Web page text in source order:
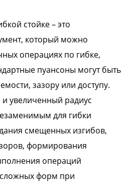
стойке – это
который можно
операциях по гибке,
пуансоны могут быть
зазору или доступу.
увеличенный радиус
для гибки
смещенных изгибов,
формирования
операций
форм при